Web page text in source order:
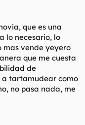
que es una
lo necesario, lo
mas vende yeyero
que me cuesta
de
a tartamudear como
no pasa nada, me